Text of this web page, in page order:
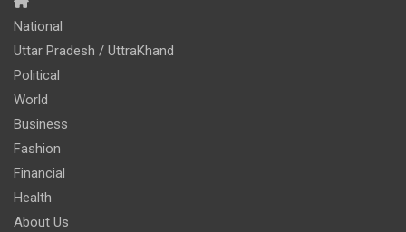
National
Uttar Pradesh / UttraKhand
Political
World
Business
Fashion
Financial
Health
About Us